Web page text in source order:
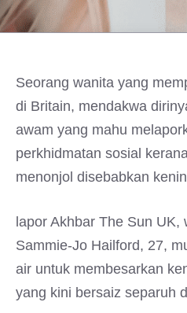
Seorang wanita yang
di Britain, mendakwa
awam yang mahu
perkhidmatan sosial
menonjol disebabkan
lapor Akhbar The Sun UK,
Sammie-Jo Hailford, 27,
air untuk membesarkan
yang kini bersaiz separuh